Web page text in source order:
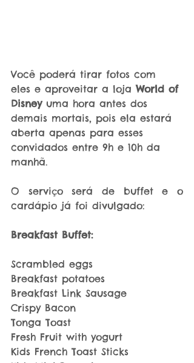
Você poderá tirar fotos com
eles e aproveitar a loja World of
Disney uma hora antes dos
demais mortais, pois ela estará
aberta apenas para esses
convidados entre 9h e 10h da
manhã.
O serviço será de buffet e o
cardápio já foi divulgado:
Breakfast Buffet:
Scrambled eggs
Breakfast potatoes
Breakfast Link Sausage
Crispy Bacon
Tonga Toast
Fresh Fruit with yogurt
Kids French Toast Sticks